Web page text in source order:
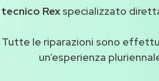
tecnico Rex specializzato
Tutte le riparazioni sono
un’esperienza